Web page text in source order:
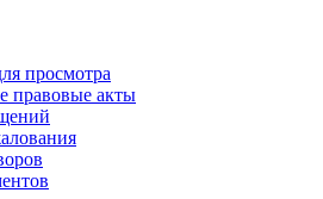
просмотра
правовые акты